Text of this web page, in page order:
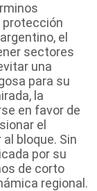
protección
el
sectores
una
para su
la
en favor de
el
bloque. Sin
por su
de corto
regional.